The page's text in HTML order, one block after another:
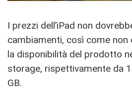
I prezzi dell’iPad non
cambiamenti, così come non
la disponibilità del prodotto
storage, rispettivamente da
GB.